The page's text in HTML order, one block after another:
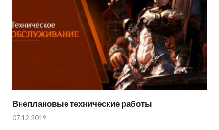
Внеплановые технические работы
07.12.2019